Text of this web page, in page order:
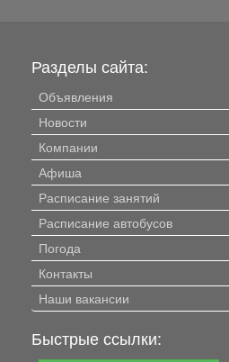
Разделы сайта:
Объявления
Новости
Компании
Афиша
Расписание занятий
Расписание автобусов
Погода
Контакты
Наши вакансии
Быстрые ссылки: